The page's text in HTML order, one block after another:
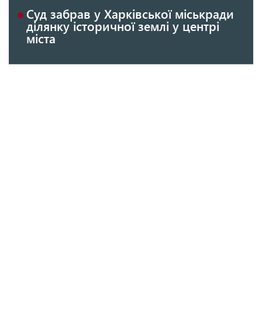
Суд забрав у Харківської міськради
ділянку історичної землі у центрі
міста